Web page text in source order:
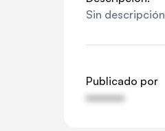
Sin descripción
Publicado por
••••••••